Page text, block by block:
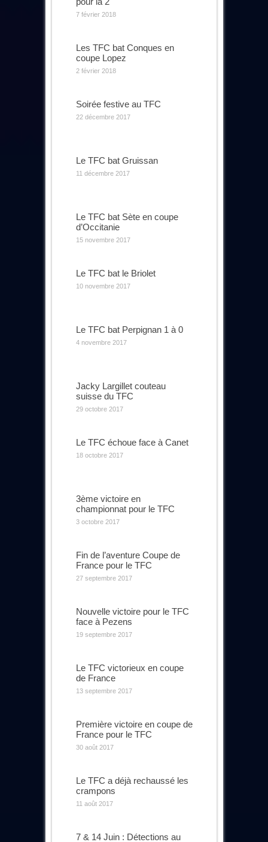
7 février 2018
Les TFC bat Conques en
coupe Lopez
2 février 2018
Soirée festive au TFC
22 décembre 2017
Le TFC bat Gruissan
11 décembre 2017
Le TFC bat Sète en coupe
d’Occitanie
15 novembre 2017
Le TFC bat le Briolet
10 novembre 2017
Le TFC bat Perpignan 1 à 0
4 novembre 2017
Jacky Largillet couteau
suisse du TFC
29 octobre 2017
Le TFC échoue face à Canet
18 octobre 2017
3ème victoire en
championnat pour le TFC
3 octobre 2017
Fin de l’aventure Coupe de
France pour le TFC
27 septembre 2017
Nouvelle victoire pour le TFC
face à Pezens
19 septembre 2017
Le TFC victorieux en coupe
de France
13 septembre 2017
Première victoire en coupe de
France pour le TFC
30 août 2017
Le TFC a déjà rechaussé les
crampons
11 août 2017
7 & 14 Juin : Détections au